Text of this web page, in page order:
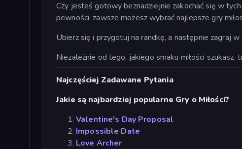
Czy jesteś gotowy beznadziejnie zakochać się w
pewności, zawsze możesz wybrać najlepsze gry
Ubierz się i przygotuj na randkę, a następnie zagraj w
Niezależnie od tego, jakiego smaku miłości
Najczęściej Zadawane Pytania
Jakie są najbardziej popularne Gry o Miłości?
Valentine's Day Proposal
Impossible Date
Love Archer